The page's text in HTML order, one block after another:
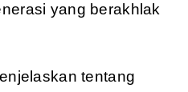
yang berakhlak
tentang